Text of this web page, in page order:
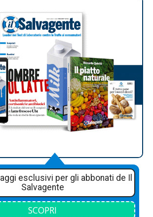
esclusivi per gli abbonati de Il
Salvagente
SCOPRI